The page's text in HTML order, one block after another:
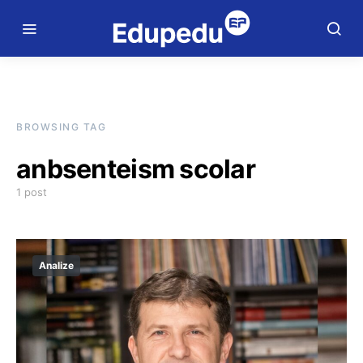
BROWSING TAG
anbsenteism scolar
1 post
Analize